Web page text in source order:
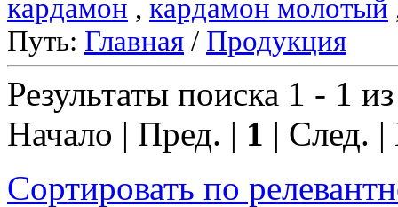
кардамон , кардамон молотый
Путь: Главная / Продукция
Результаты поиска 1 - 1
Начало | Пред. | 1 | След.
Сортировать по